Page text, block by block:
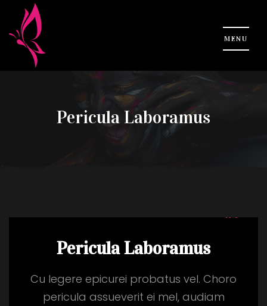
Pericula Laboramus
Pericula Laboramus
Cu legere epicurei probatus vel. Choro
pericula assueverit ei mel, audiam